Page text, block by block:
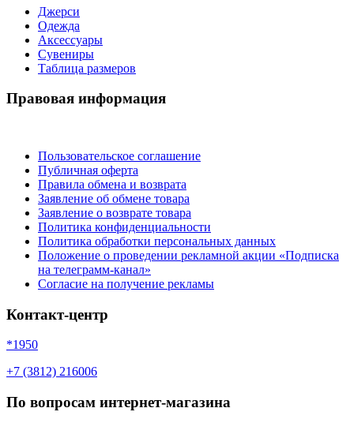
Джерси
Одежда
Аксессуары
Сувениры
Таблица размеров
Правовая информация
Пользовательское соглашение
Публичная оферта
Правила обмена и возврата
Заявление об обмене товара
Заявление о возврате товара
Политика конфиденциальности
Политика обработки персональных данных
Положение о проведении рекламной акции «Подписка
на телеграмм-канал»
Согласие на получение рекламы
Контакт-центр
*1950
+7 (3812) 216006
По вопросам интернет-магазина